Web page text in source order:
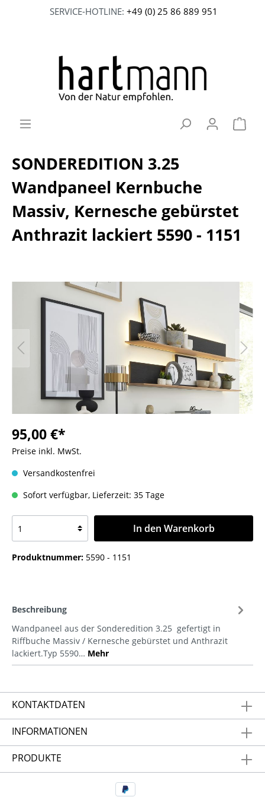
SERVICE-HOTLINE: +49 (0) 25 86 889 951
SONDEREDITION 3.25
Wandpaneel Kernbuche
Massiv, Kernesche gebürstet
Anthrazit lackiert 5590 - 1151
95,00 €*
Preise inkl. MwSt.
Versandkostenfrei
Sofort verfügbar, Lieferzeit: 35 Tage
In den Warenkorb
Produktnummer: 5590 - 1151
Beschreibung
Wandpaneel aus der Sonderedition 3.25 gefertigt in
Riffbuche Massiv / Kernesche gebürstet und Anthrazit
lackiert.Typ 5590… Mehr
KONTAKTDATEN
INFORMATIONEN
PRODUKTE